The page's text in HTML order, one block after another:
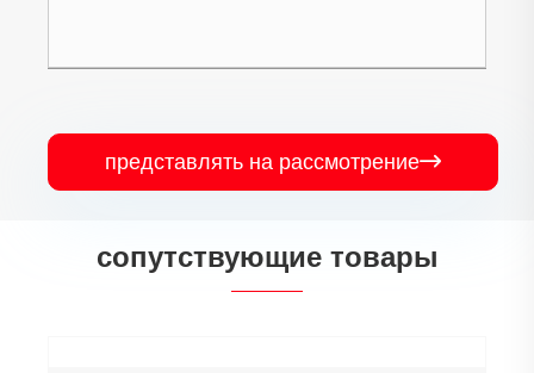
представлять на рассмотрение
сопутствующие товары